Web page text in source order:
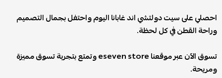
احصلي على سيت دولتشي اند غابانا اليوم واحتفل بجمال التصميم
وراحة القطن في كل لحظة.
تسوق الآن عبر موقعنا eseven store وتمتع بتجربة تسوق مميزة
ومريحة.